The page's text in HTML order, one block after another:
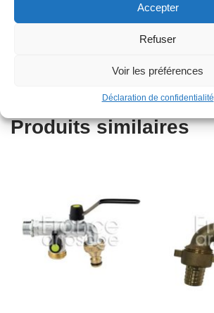
Accepter
Refuser
Voir les préférences
Déclaration de confidentialité
Largeur en cm : 0.9
Diamètre nominal : 32 mm
Produits similaires